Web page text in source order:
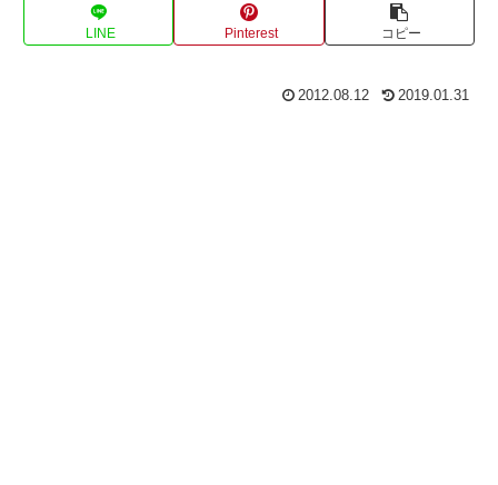
LINE Pinterest コピー
2012.08.12 2019.01.31